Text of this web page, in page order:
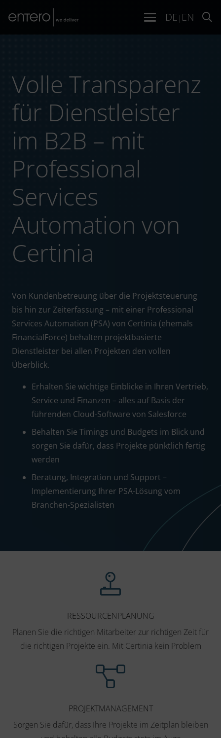
DE | EN
Volle Transparenz
für Dienstleister
im B2B – mit
Professional
Services
Automation von
Certinia
Von Kundenbetreuung über die Projektsteuerung
bis hin zur Zeiterfassung – mit einer Professional
Services Automation (PSA) von Certinia (ehemals
FinancialForce) behalten projektbasierte
Dienstleister bei allen Projekten den vollen
Überblick.
Erhalten Sie wichtige Einblicke in Ihren Vertrieb,
Service und Finanzen – alles auf Basis der
führenden Cloud-Software von Salesforce
Behalten Sie Timings und Budgets im Blick und
sorgen Sie dafür, dass Projekte pünktlich fertig
werden
Beratung, Integration und Support –
Implementierung Ihrer PSA-Lösung vom
Branchen-Spezialisten
RESSOURCENPLANUNG
Planen Sie die richtigen Mitarbeiter zur richtigen Zeit für
die richtigen Projekte ein. Mit Certinia kein Problem
PROJEKTMANAGEMENT
Sorgen Sie dafür, dass Ihre Projekte im Zeitplan bleiben